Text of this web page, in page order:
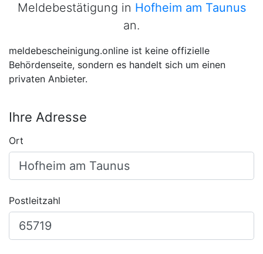
Meldebestätigung in Hofheim am Taunus
an.
meldebescheinigung.online ist keine offizielle
Behördenseite, sondern es handelt sich um einen
privaten Anbieter.
Ihre Adresse
Ort
Postleitzahl